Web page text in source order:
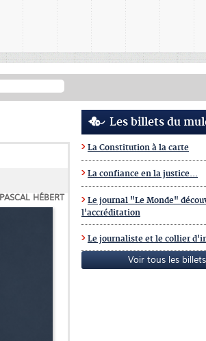
PASCAL HÉBERT
Les billets du
La Constitution à la carte
La confiance en la justice...
Le journal "Le Monde"
l'accréditation
Le journaliste et le collier
Voir tous les billets